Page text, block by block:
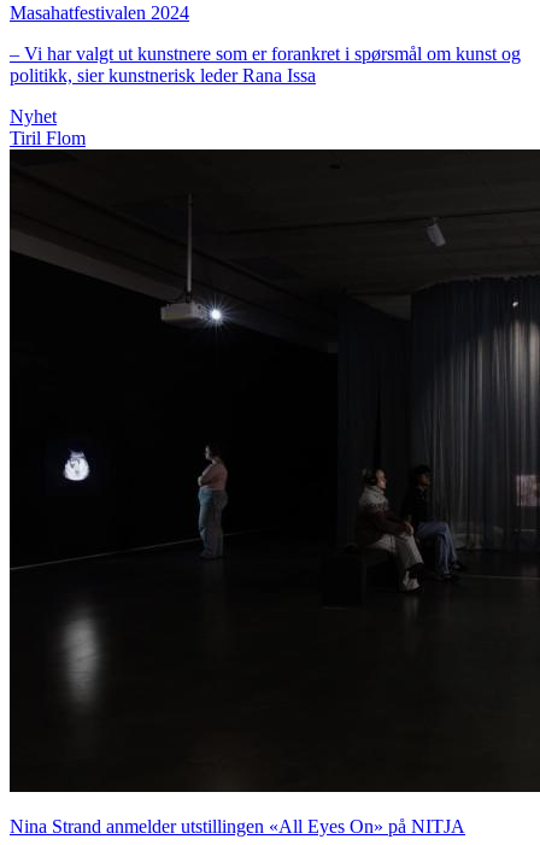
Masahatfestivalen 2024
– Vi har valgt ut kunstnere som er forankret i spørsmål om kunst og
politikk, sier kunstnerisk leder Rana Issa
Nyhet
Tiril Flom
Nina Strand anmelder utstillingen «All Eyes On» på NITJA